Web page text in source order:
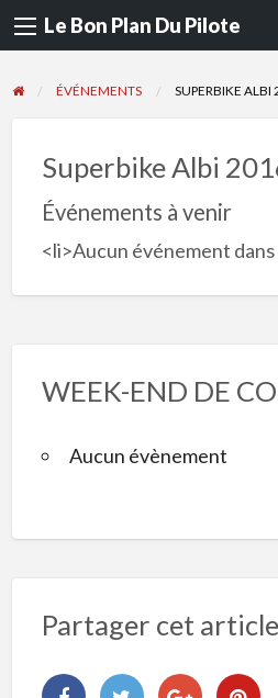
Le Bon Plan Du Pilote
ÉVÉNEMENTS SUPERBIKE ALBI
Superbike Albi
Événements à venir
<li>Aucun événement
WEEK-END DE
Aucun évènement
Partager cet